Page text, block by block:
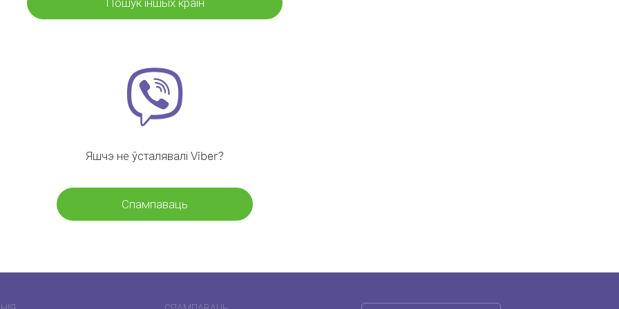
Яшчэ не ўсталявалі Viber?
Спампаваць